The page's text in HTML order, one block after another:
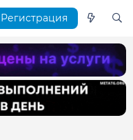
Регистрация